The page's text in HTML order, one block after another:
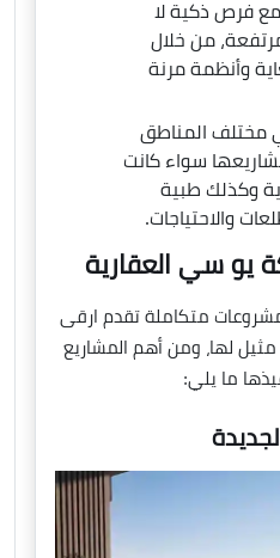
مع فرص ذكية لا
من خلال
وأنظمة مرنة
مختلف المناطق
سواء كانت
وكذلك طبية
والاحتياجات.
يو سي العقارية
متكاملة تقدم ارقى
لها، ومن أهم المشاريع
ما يلي: